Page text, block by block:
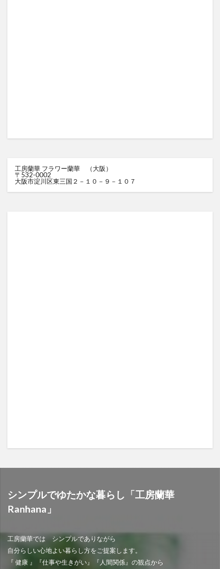
工房蘭華 フラワー蘭華 （大阪）
〒532-0002
大阪市淀川区東三国２－１０－９－１０７
シンプルでゆたかな暮らし「工房蘭華
Ranhana」
工房蘭華では シンプルでありながら
自分らしい心地よい暮らし方をご提案します。
『 健康 』『仕事や生きがい』『人間関係』の観点から